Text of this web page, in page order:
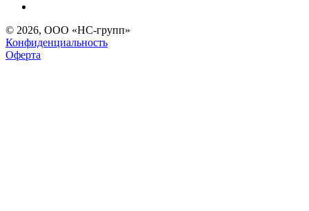
© 2026, ООО «НС-групп»
Конфиденциальность
Оферта